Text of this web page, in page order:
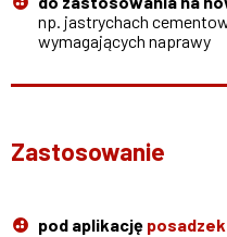
np. jastrychach
wymagających naprawy
Zastosowanie
pod aplikację